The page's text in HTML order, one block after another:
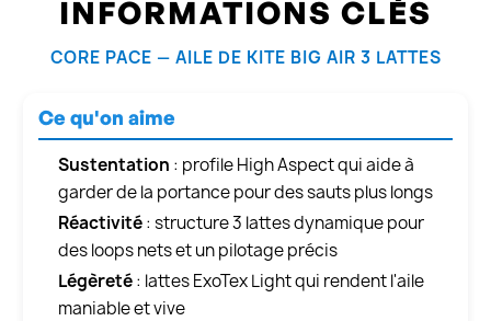
INFORMATIONS CLÉS
CORE PACE — AILE DE KITE BIG AIR 3 LATTES
Ce qu'on aime
Sustentation : profile High Aspect qui aide à
garder de la portance pour des sauts plus longs
Réactivité: structure 3 lattes dynamique pour
des loops nets et un pilotage précis
Légèreté: lattes ExoTex Light qui rendent l'aile
maniable et vive